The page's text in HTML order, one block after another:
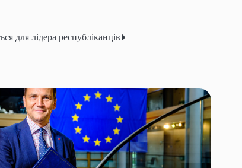
для лідера республіканців